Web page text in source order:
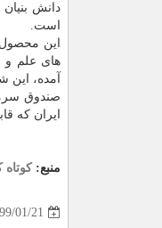
دانش
است.
این
های علم و
آمده، این شركت
صندوق
ایران كه
منبع: كوتاه
01/21